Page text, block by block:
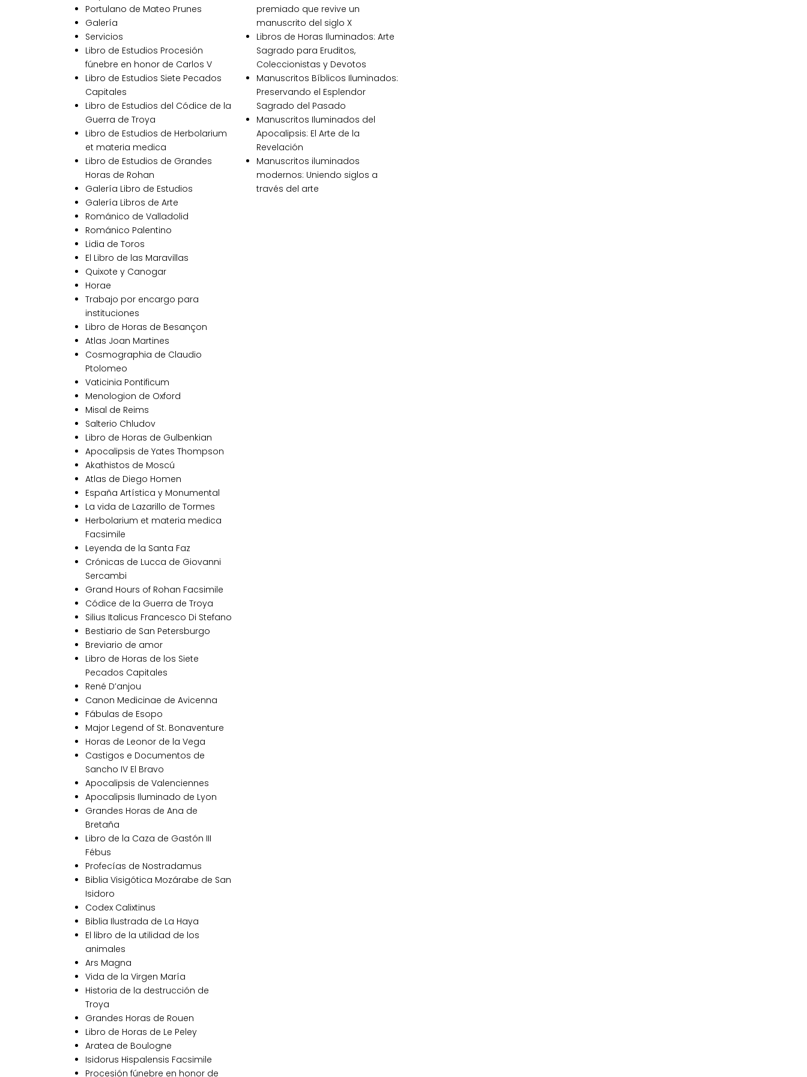
Portulano de Mateo Prunes
Galería
Servicios
Libro de Estudios Procesión
fúnebre en honor de Carlos V
Libro de Estudios Siete Pecados
Capitales
Libro de Estudios del Códice de la
Guerra de Troya
Libro de Estudios de Herbolarium
et materia medica
Libro de Estudios de Grandes
Horas de Rohan
Galería Libro de Estudios
Galería Libros de Arte
Románico de Valladolid
Románico Palentino
Lidia de Toros
El Libro de las Maravillas
Quixote y Canogar
Horae
Trabajo por encargo para
instituciones
Libro de Horas de Besançon
Atlas Joan Martines
Cosmographia de Claudio
Ptolomeo
Vaticinia Pontificum
Menologion de Oxford
Misal de Reims
Salterio Chludov
Libro de Horas de Gulbenkian
Apocalipsis de Yates Thompson
Akathistos de Moscú
Atlas de Diego Homen
España Artística y Monumental
La vida de Lazarillo de Tormes
Herbolarium et materia medica
Facsimile
Leyenda de la Santa Faz
Crónicas de Lucca de Giovanni
Sercambi
Grand Hours of Rohan Facsimile
Códice de la Guerra de Troya
Silius Italicus Francesco Di Stefano
Bestiario de San Petersburgo
Breviario de amor
Libro de Horas de los Siete
Pecados Capitales
René D’anjou
Canon Medicinae de Avicenna
Fábulas de Esopo
Major Legend of St. Bonaventure
Horas de Leonor de la Vega
Castigos e Documentos de
Sancho IV El Bravo
Apocalipsis de Valenciennes
Apocalipsis Iluminado de Lyon
Grandes Horas de Ana de
Bretaña
Libro de la Caza de Gastón III
Fébus
Profecías de Nostradamus
Biblia Visigótica Mozárabe de San
Isidoro
Codex Calixtinus
Biblia Ilustrada de La Haya
El libro de la utilidad de los
animales
Ars Magna
Vida de la Virgen María
Historia de la destrucción de
Troya
Grandes Horas de Rouen
Libro de Horas de Le Peley
Aratea de Boulogne
Isidorus Hispalensis Facsimile
Procesión fúnebre en honor de
premiado que revive un
manuscrito del siglo X
Libros de Horas Iluminados: Arte
Sagrado para Eruditos,
Coleccionistas y Devotos
Manuscritos Bíblicos Iluminados:
Preservando el Esplendor
Sagrado del Pasado
Manuscritos Iluminados del
Apocalipsis: El Arte de la
Revelación
Manuscritos iluminados
modernos: Uniendo siglos a
través del arte